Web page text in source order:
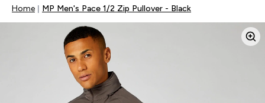
Home MP Men's Pace 1/2 Zip Pullover - Black